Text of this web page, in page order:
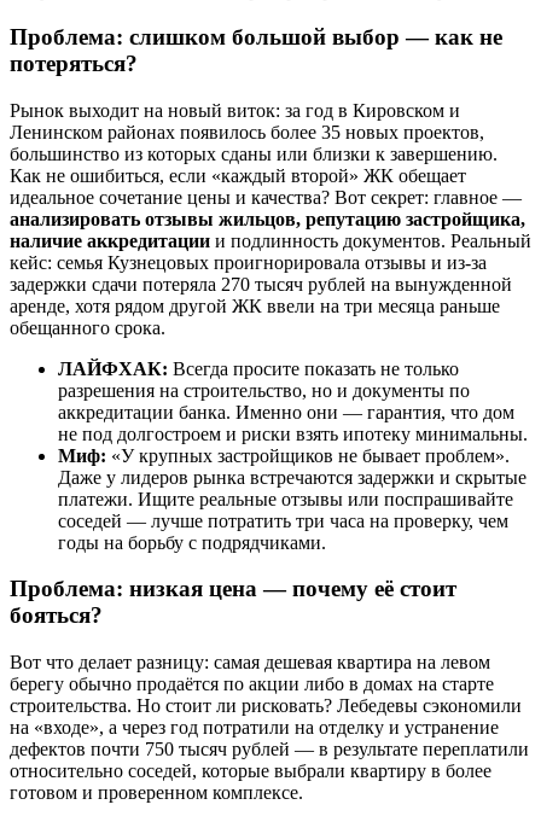
Проблема: слишком большой выбор — как не
потеряться?
Рынок выходит на новый виток: за год в Кировском и
Ленинском районах появилось более 35 новых проектов,
большинство из которых сданы или близки к завершению.
Как не ошибиться, если «каждый второй» ЖК обещает
идеальное сочетание цены и качества? Вот секрет: главное —
анализировать отзывы жильцов, репутацию застройщика,
наличие аккредитации и подлинность документов. Реальный
кейс: семья Кузнецовых проигнорировала отзывы и из-за
задержки сдачи потеряла 270 тысяч рублей на вынужденной
аренде, хотя рядом другой ЖК ввели на три месяца раньше
обещанного срока.
ЛАЙФХАК: Всегда просите показать не только
разрешения на строительство, но и документы по
аккредитации банка. Именно они — гарантия, что дом
не под долгостроем и риски взять ипотеку минимальны.
Миф: «У крупных застройщиков не бывает проблем».
Даже у лидеров рынка встречаются задержки и скрытые
платежи. Ищите реальные отзывы или поспрашивайте
соседей — лучше потратить три часа на проверку, чем
годы на борьбу с подрядчиками.
Проблема: низкая цена — почему её стоит
бояться?
Вот что делает разницу: самая дешевая квартира на левом
берегу обычно продаётся по акции либо в домах на старте
строительства. Но стоит ли рисковать? Лебедевы сэкономили
на «входе», а через год потратили на отделку и устранение
дефектов почти 750 тысяч рублей — в результате переплатили
относительно соседей, которые выбрали квартиру в более
готовом и проверенном комплексе.